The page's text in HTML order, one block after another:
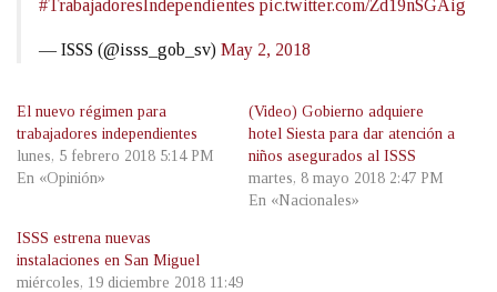
#TrabajadoresIndependientes pic.twitter.com/Zd19nSGAig
— ISSS (@isss_gob_sv) May 2, 2018
El nuevo régimen para
trabajadores independientes
lunes, 5 febrero 2018 5:14 PM
En «Opinión»
(Video) Gobierno adquiere
hotel Siesta para dar atención a
niños asegurados al ISSS
martes, 8 mayo 2018 2:47 PM
En «Nacionales»
ISSS estrena nuevas
instalaciones en San Miguel
miércoles, 19 diciembre 2018 11:49